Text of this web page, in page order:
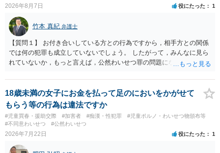
2026年8月7日 役にたった 1
竹本 真紀 弁護士
【質問１】 お付き合いしている方との行為ですから，相手方との関係
では何の犯罪も成立していないでしょう。 したがって，みんなに見ら
れていないか，もっと言えば，公然わいせつ罪の問題にならないかの
然性は，不特定又は多数の方が認識できる状態か否かで判断されま
す。 本件は，車の中という閉鎖された空間で行っており，不特定又は
多数の方が認識するのは困難な状態ですから，公然性はないと思いま
す。 また，意図的に示そうとする故意が必要ですが，本件では，通過
する車両があると服を着ている（わいせつな状態をなくしている）の
ですから，むしろ見られないようにしており，故意が認められること
査の対象になることはありません。 警察から連絡がくることもないで
18歳未満の女子にお金を払って足のにおいをかがせて
もらう等の行為は違法ですか
#児童買春・援助交際 #加害者 #痴漢・性犯罪
#児童ポルノ・わいせつ物頒布等
#不同意わいせつ
#公然わいせつ
2026年7月22日 役にたった 1